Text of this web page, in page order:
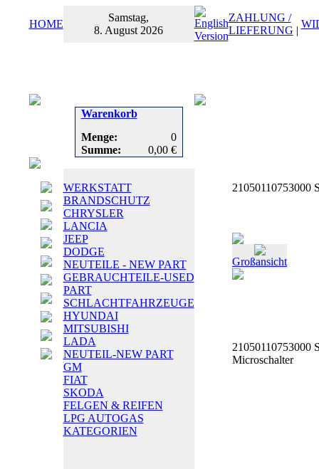
HOME
Samstag,
8. August 2026
ZAHLUNG /
LIEFERUNG |
Warenkorb
Menge:
0
Summe:
0,00 €
WERKSTATT
BRANDSCHUTZ
CHRYSLER
LANCIA
JEEP
DODGE
NEUTEILE - NEW PART
GEBRAUCHTEILE-USED
PART
SCHLACHTFAHRZEUGE
HYUNDAI
MITSUBISHI
LADA
NEUTEIL-NEW PART
GM
FIAT
SKODA
FELGEN & REIFEN
LPG AUTOGAS
KATEGORIEN
21050110753000
Großansicht
21050110753000
Microschalter